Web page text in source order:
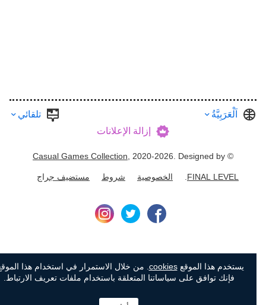
اَلْعَرَبِيَّةُ
تلقائي
إزالة الإعلانات
Casual Games Collection, 2020-2026. Designed by
FINAL LEVEL
. الخصوصية شروط مستضيف جراج
يستخدم هذا الموقعcookies. من خلال الاستمرار في استخدام هذا الموقع،
فإنك توافق على سياساتنا المتعلقة باستخدام ملفات تعريف الارتباط.